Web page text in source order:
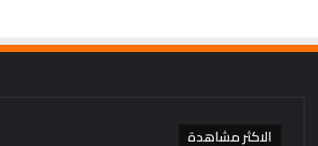
الاكثر مشاهدة